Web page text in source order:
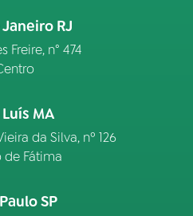
RJ
Freire, n° 474
MA
da Silva, nº 126
de Fátima
SP